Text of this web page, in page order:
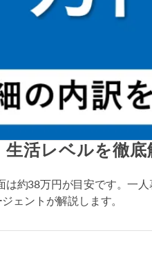
活レベルを徹底
約38万円が目安です。一
ェントが解説します。